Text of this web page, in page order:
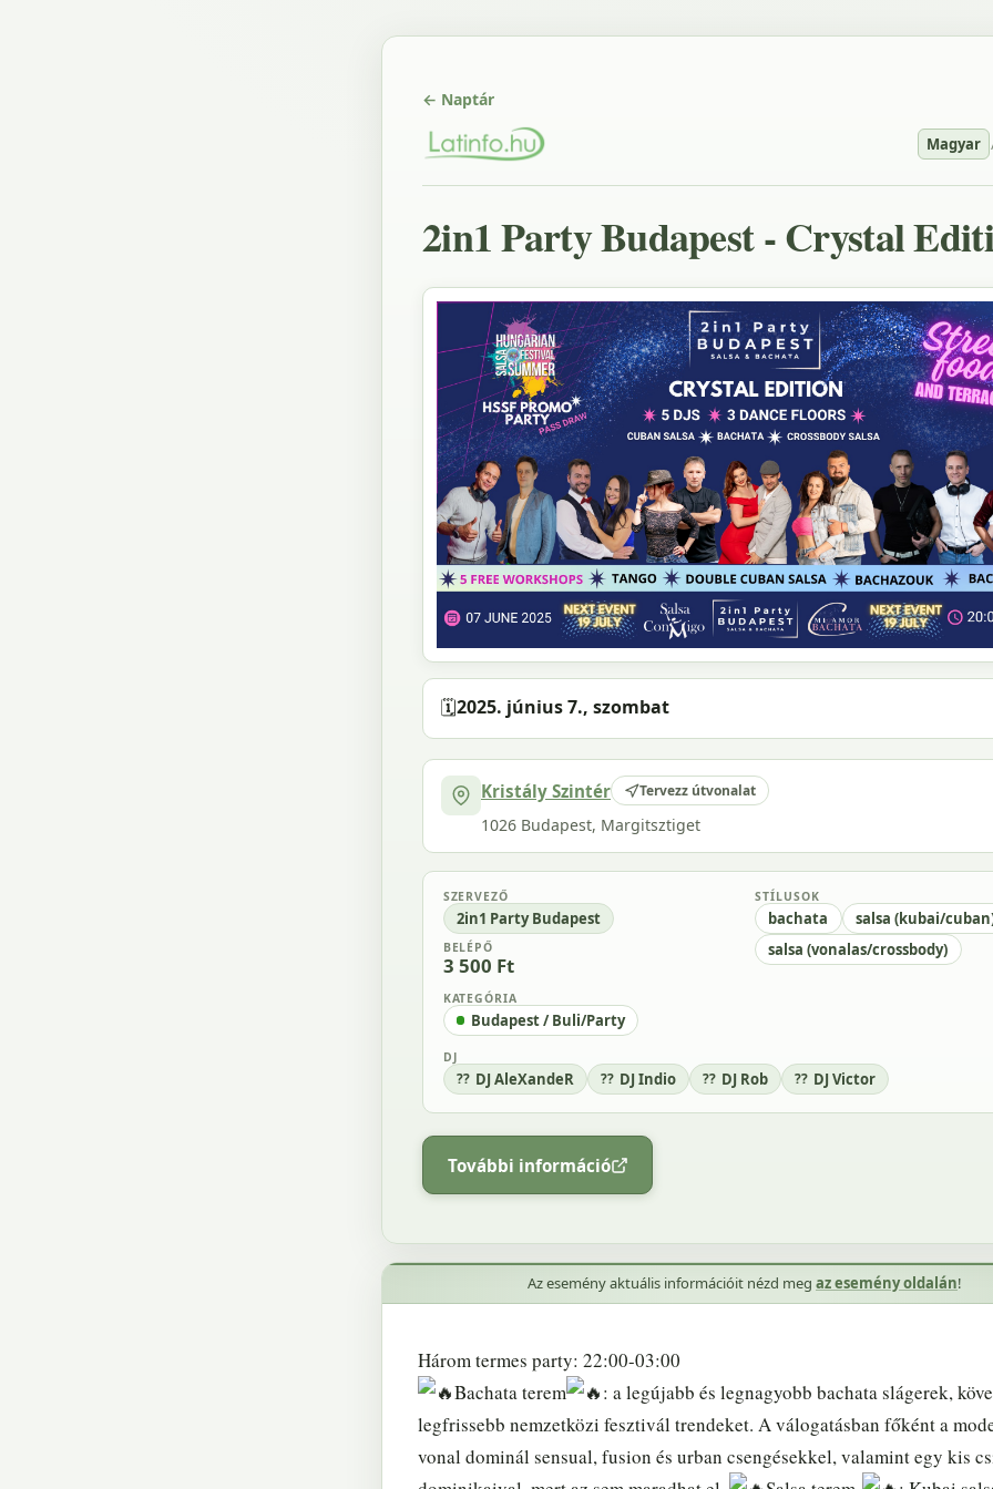
← Naptár
Magyar
2in1 Party Budapest - Crystal
🗓️2025. június 7., szombat
Kristály Szintér Tervezz útvonalat
1026 Budapest, Margitsztiget
SZERVEZŐ
2in1 Party Budapest
BELÉPŐ
3 500 Ft
STÍLUSOK
bachata
salsa (kubai/
salsa (vonalas/crossbody)
KATEGÓRIA
Budapest / Buli/Party
DJ
DJ AleXandeR DJ Indio DJ Rob DJ Victor
További információ
Az esemény aktuális információit nézd meg az esemény oldalán!
Három termes party: 22:00-03:00
Bachata terem
: a legújabb és legnagyobb bachata slágerek,
legfrissebb nemzetközi fesztivál trendeket. A válogatásban főként a
vonal dominál sensual, fusion és urban csengésekkel, valamint egy kis